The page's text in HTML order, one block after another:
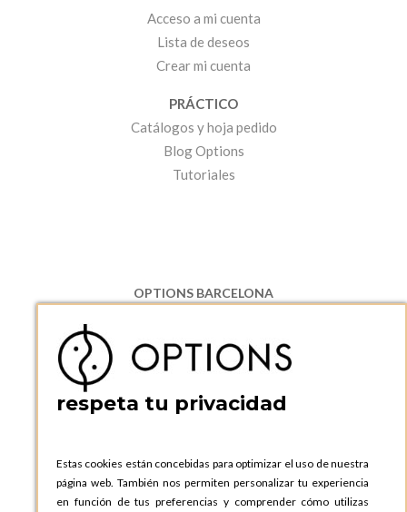
Acceso a mi cuenta
Lista de deseos
Crear mi cuenta
PRÁCTICO
Catálogos y hoja pedido
Blog Options
Tutoriales
OPTIONS BARCELONA
08130 Santa Perpetua de Moguda, Barcelona
ESPAñA
Teléfono:
+34 935 724 041
OPTIONS BARCELONA SHOWROOM
ESPAñA
Teléfono:+34 935 724 041
respeta tu privacidad
Estas cookies están concebidas para optimizar el uso de nuestra
página web. También nos permiten personalizar tu experiencia
en función de tus preferencias y comprender cómo utilizas